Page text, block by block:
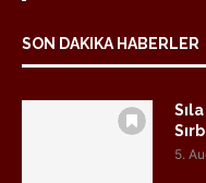
SON DAKIKA HABERLER
5.